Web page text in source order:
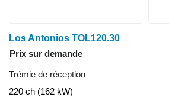
Los Antonios TOL120.30
Prix sur demande
Trémie de réception
220 ch (162 kW)